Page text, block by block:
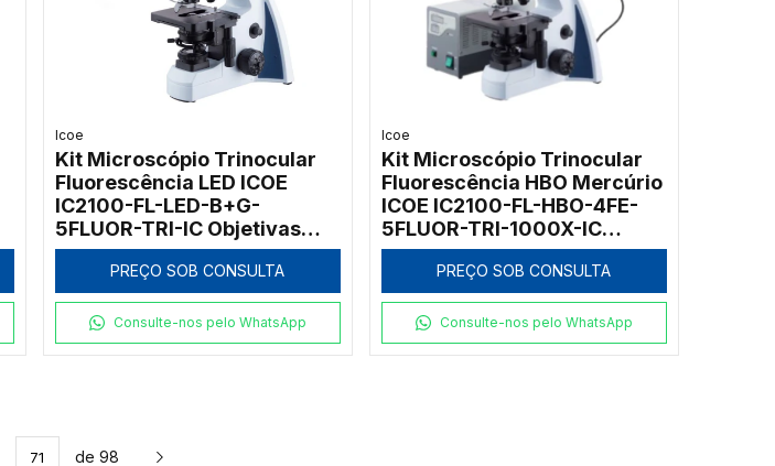
Icoe
Kit Microscópio Trinocular
Fluorescência LED ICOE
IC2100-FL-LED-B+G-
5FLUOR-TRI-IC Objetivas
Fluorescentes Fluor 1000x
PREÇO SOB CONSULTA
Consulte-nos pelo WhatsApp
Icoe
Kit Microscópio Trinocular
Fluorescência HBO Mercúrio
ICOE IC2100-FL-HBO-4FE-
5FLUOR-TRI-1000X-IC
Objetivas Fluorescentes
1000xPREÇO SOB CONSULTA
Consulte-nos pelo WhatsApp
de 98